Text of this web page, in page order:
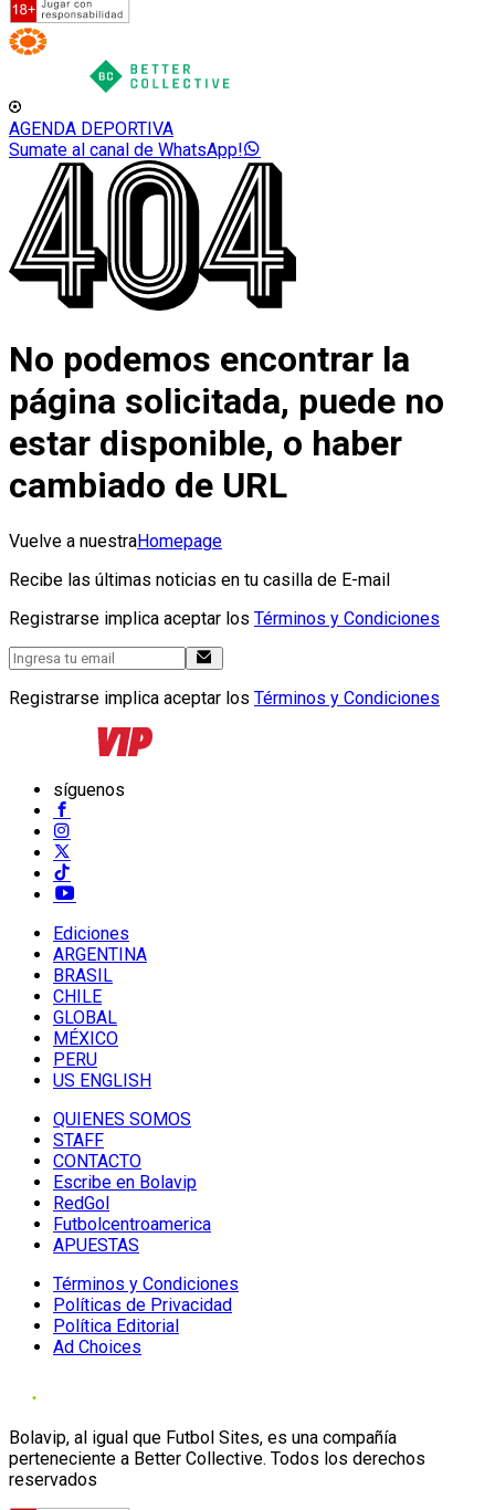
AGENDA DEPORTIVA
Sumate al canal de WhatsApp!
No podemos encontrar la
página solicitada, puede no
estar disponible, o haber
cambiado de URL
Vuelve a nuestraHomepage
Recibe las últimas noticias en tu casilla de E-mail
Registrarse implica aceptar los Términos y Condiciones
Registrarse implica aceptar los Términos y Condiciones
síguenos
Ediciones
ARGENTINA
BRASIL
CHILE
GLOBAL
MÉXICO
PERU
US ENGLISH
QUIENES SOMOS
STAFF
CONTACTO
Escribe en Bolavip
RedGol
Futbolcentroamerica
APUESTAS
Términos y Condiciones
Políticas de Privacidad
Política Editorial
Ad Choices
Bolavip, al igual que Futbol Sites, es una compañía
perteneciente a Better Collective. Todos los derechos
reservados